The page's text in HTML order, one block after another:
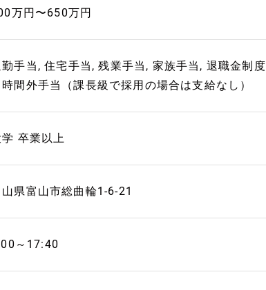
万円〜650万円
手当, 住宅手当, 残業手当, 家族手当, 退職金制度
間外手当（課長級で採用の場合は支給なし）
卒業以上
県富山市総曲輪1-6-21
～17:40